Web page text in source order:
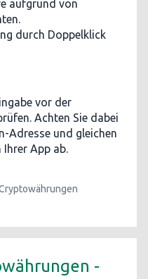
aufgrund von
durch Doppelklick
vor der
Achten Sie dabei
Adresse und gleichen
Ihrer App ab.
-